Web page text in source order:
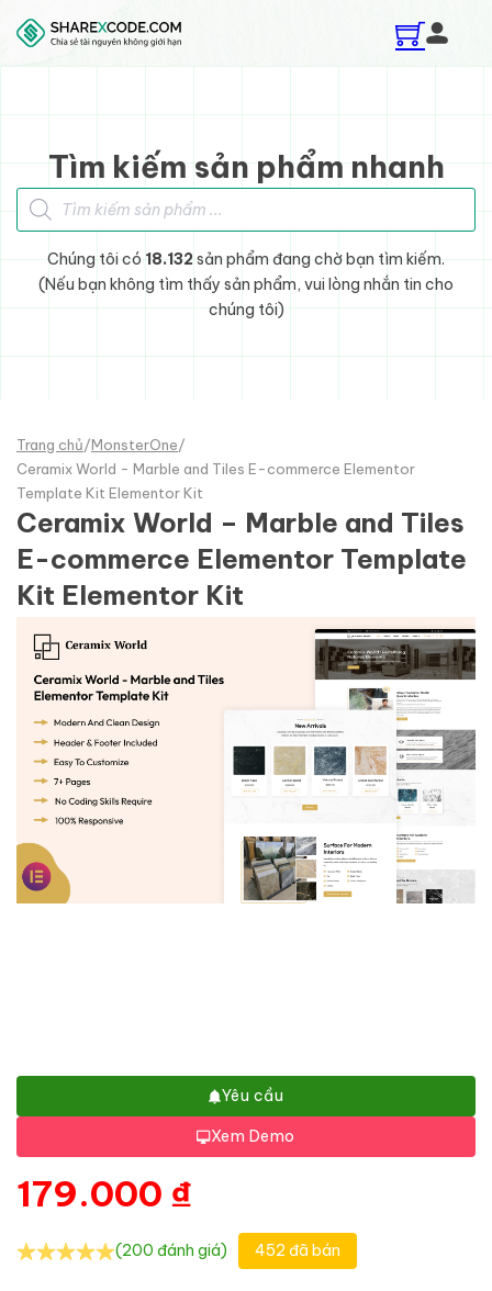
Skip to main content
Skip to footer
Tìm kiếm sản phẩm nhanh
Tìm kiếm sản phẩm
Chúng tôi có 18.132sản phẩm đang chờ bạn tìm kiếm.
(Nếu bạn không tìm thấy sản phẩm, vui lòng nhắn tin cho
chúng tôi)
Trang chủ/MonsterOne/
Ceramix World - Marble and Tiles E-commerce Elementor
Template Kit Elementor Kit
Ceramix World – Marble and Tiles
E-commerce Elementor Template
Kit Elementor Kit
Yêu cầu
Xem Demo
179.000 ₫
(200 đánh giá) 452 đã bán